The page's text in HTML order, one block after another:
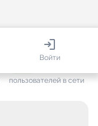
Войти
пользователей в сети